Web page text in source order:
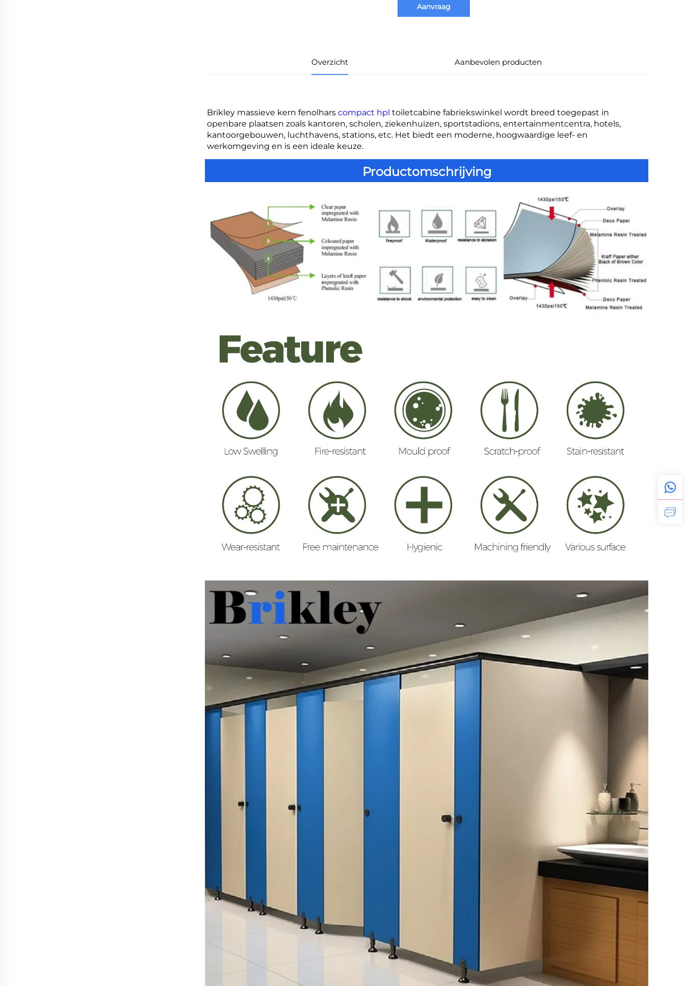
Aanvraag
Overzicht Aanbevolen producten
Brikley massieve kern fenolhars compact hpl toiletcabine fabriekswinkel wordt breed toegepast in
openbare plaatsen zoals kantoren, scholen, ziekenhuizen, sportstadions, entertainmentcentra, hotels,
kantoorgebouwen, luchthavens, stations, etc. Het biedt een moderne, hoogwaardige leef- en
werkomgeving en is een ideale keuze.
Productomschrijving